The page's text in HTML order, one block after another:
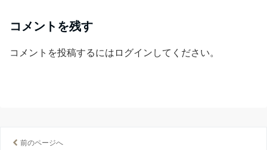
コメントを残す
コメントを投稿するには ログイン してください。
前のページへ